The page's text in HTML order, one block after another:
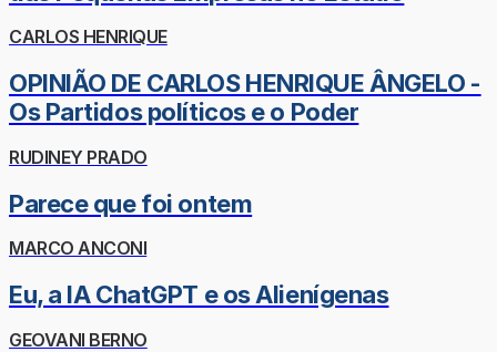
CARLOS HENRIQUE
OPINIÃO DE CARLOS HENRIQUE ÂNGELO -
Os Partidos políticos e o Poder
RUDINEY PRADO
Parece que foi ontem
MARCO ANCONI
Eu, a IA ChatGPT e os Alienígenas
GEOVANI BERNO